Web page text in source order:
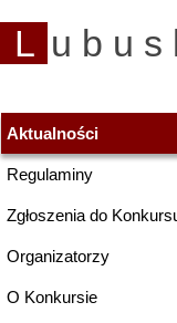
Aktualności
Regulaminy
Zgłoszenia do
Organizatorzy
O Konkursie